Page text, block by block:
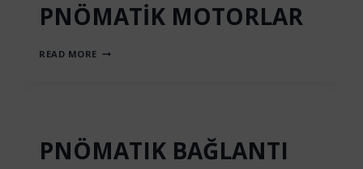
PNÖMATİK MOTORLAR
READ MORE EKSENEL
PNÖMATIK BAĞLANTI